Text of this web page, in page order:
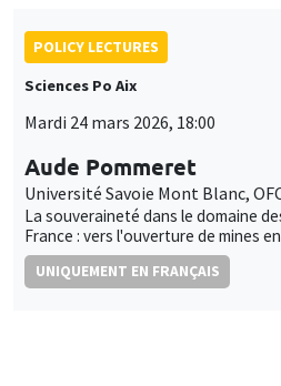
POLICY LECTURES
Sciences Po Aix
Mardi 24 mars 2026, 18:00
Aude Pommeret
Université Savoie Mont Blanc,
La souveraineté dans le domaine
France : vers l'ouverture de mines
UNIQUEMENT EN FRANÇAIS